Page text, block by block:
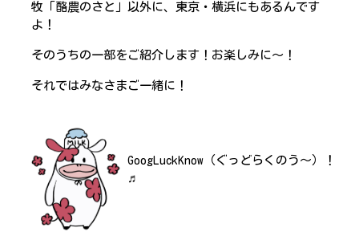
牧「酪農のさと」以外に、東京・横浜にもあるんです
よ！
そのうちの一部をご紹介します！お楽しみに～！
それではみなさまご一緒に！
GoogLuckKnow（ぐっどらくのう～）！
♬